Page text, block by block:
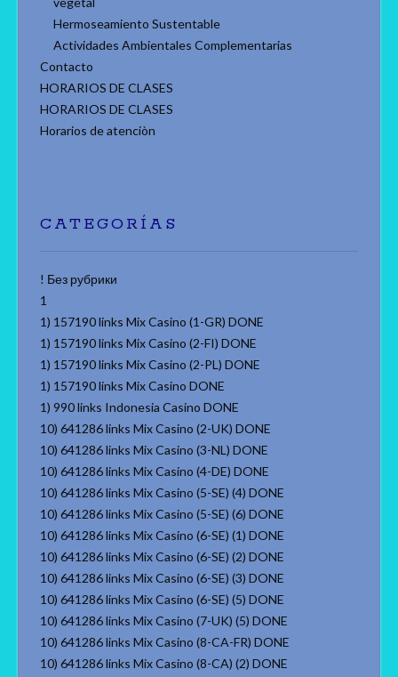
Hermoseamiento Sustentable
Actividades Ambientales Complementarias
Contacto
HORARIOS DE CLASES
HORARIOS DE CLASES
Horarios de atenciòn
CATEGORÍAS
! Без рубрики
1
1) 157190 links Mix Casino (1-GR) DONE
1) 157190 links Mix Casino (2-FI) DONE
1) 157190 links Mix Casino (2-PL) DONE
1) 157190 links Mix Casino DONE
1) 990 links Indonesia Casino DONE
10) 641286 links Mix Casino (2-UK) DONE
10) 641286 links Mix Casino (3-NL) DONE
10) 641286 links Mix Casino (4-DE) DONE
10) 641286 links Mix Casino (5-SE) (4) DONE
10) 641286 links Mix Casino (5-SE) (6) DONE
10) 641286 links Mix Casino (6-SE) (1) DONE
10) 641286 links Mix Casino (6-SE) (2) DONE
10) 641286 links Mix Casino (6-SE) (3) DONE
10) 641286 links Mix Casino (6-SE) (5) DONE
10) 641286 links Mix Casino (7-UK) (5) DONE
10) 641286 links Mix Casino (8-CA-FR) DONE
10) 641286 links Mix Casino (8-CA) (2) DONE